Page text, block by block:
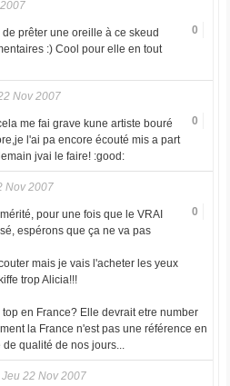
0
prêter une oreille à ce skeud
:) Cool pour elle en tout
Nov 2007
0
me fai grave kune artiste bouré
l'ai pa encore écouté mis a part
jvai le faire! :good:
Nov 2007
0
pour une fois que le VRAI
espérons que ça ne va pas
mais je vais l'acheter les yeux
trop Alicia!!!
en France? Elle devrait etre number
la France n'est pas une référence en
qualité de nos jours...
Jeu 22 Nov 2007